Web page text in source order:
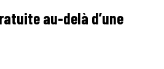
au-delà d’une